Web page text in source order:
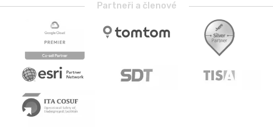
Partneři a členové